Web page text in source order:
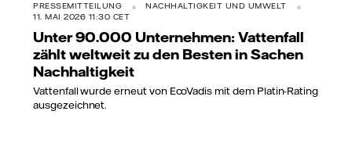
PRESSEMITTEILUNG
NACHHALTIGKEIT UND UMWELT
11. MAI 2026 11:30 CET
Unter 90.000 Unternehmen: Vattenfall
zählt weltweit zu den Besten in Sachen
Nachhaltigkeit
Vattenfall wurde erneut von EcoVadis mit dem Platin-Rating
ausgezeichnet.